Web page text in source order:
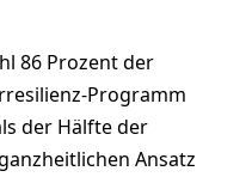
86 Prozent der
Programm
der Hälfte der
Ansatz